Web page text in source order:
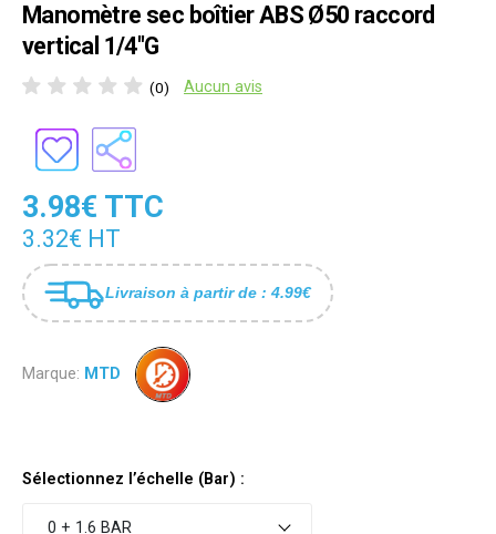
Manomètre sec boîtier ABS Ø50 raccord
vertical 1/4"G
(0) Aucun avis
3.98€ TTC
3.32€ HT
Livraison à partir de : 4.99€
Marque: MTD
Sélectionnez l’échelle (Bar) :
0 + 1.6 BAR